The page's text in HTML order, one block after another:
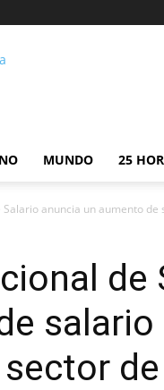
MUNDO 25
Salario anuncia un aumento
de